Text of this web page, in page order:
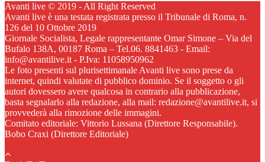
Avanti live © 2019 - All Right Reserved
Avanti live è una testata registrata presso il Tribunale di Roma, n.
126 del 10 Ottobre 2019
Giornale Socialista, Legale rappresentante Omar Simone – Via del
Bufalo 138A, 00187 Roma – Tel.06. 8841463 - Email:
info@avantilive.it - P.Iva: 11058950962
Le foto presenti sul plurisettimanale Avanti live sono prese da
internet, quindi valutate di pubblico dominio. Se il soggetto o gli
autori dovessero avere qualcosa in contrario alla pubblicazione,
basta segnalarlo alla redazione, alla mail: redazione@avantilive.it, si
provvederà alla rimozione delle immagini.
Comitato editoriale: Vittorio Lussana (Direttore Responsabile).
Bobo Craxi (Direttore Editoriale)